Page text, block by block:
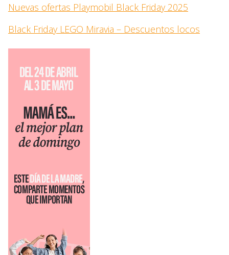
Nuevas ofertas Playmobil Black Friday 2025
Black Friday LEGO Miravia – Descuentos locos